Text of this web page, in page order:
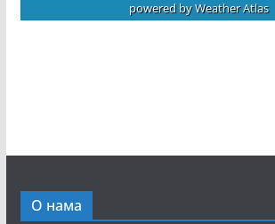
powered byWeather Atlas
О нама